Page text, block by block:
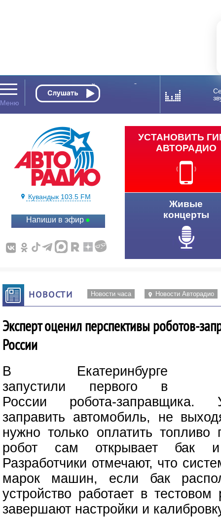
Кувандык 103.5 FM
Напиши в эфир
УСТАНОВИТЬ
АВТОРАДИО
Живые
концерты
НОВОСТИ Новости часа Новости Авторадио
Эксперт оценил перспективы роботов-
России
В Екатеринбурге
запустили первого в
России робота-заправщика.
заправить автомобиль, не
нужно только оплатить топливо
робот сам открывает бак и
Разработчики отмечают, что
марок машин, если бак
устройство работает в
завершают настройки и